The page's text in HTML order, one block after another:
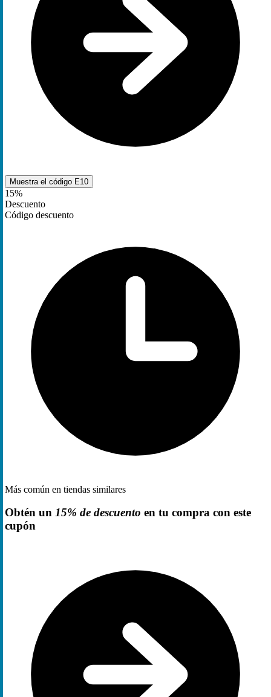
Muestra el código E10
15%
Descuento
Código descuento
Más común en tiendas similares
Obtén un 15% de descuento en tu compra con este
cupón